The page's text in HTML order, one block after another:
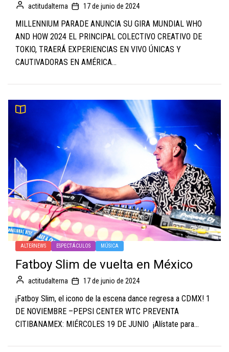
actitudalterna 17 de junio de 2024
MILLENNIUM PARADE ANUNCIA SU GIRA MUNDIAL WHO
AND HOW 2024 EL PRINCIPAL COLECTIVO CREATIVO DE
TOKIO, TRAERÁ EXPERIENCIAS EN VIVO ÚNICAS Y
CAUTIVADORAS EN AMÉRICA...
ALTERNEWS ESPECTÁCULOS MÚSICA
Fatboy Slim de vuelta en México
actitudalterna 17 de junio de 2024
¡Fatboy Slim, el icono de la escena dance regresa a CDMX! 1
DE NOVIEMBRE –PEPSI CENTER WTC PREVENTA
CITIBANAMEX: MIÉRCOLES 19 DE JUNIO ¡Alístate para...